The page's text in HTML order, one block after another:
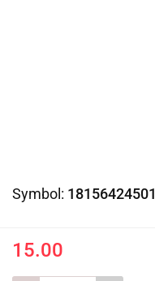
Symbol: 18156424501
15.00